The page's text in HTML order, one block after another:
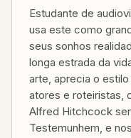
Estudante de
usa este como
seus sonhos
longa estrada da
arte, aprecia o
atores e roteiristas,
Alfred Hitchcock
Testemunhem, e